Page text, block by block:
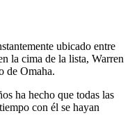
ubicado entre
la cima de la lista, Warren
de Omaha.
ha hecho que todas las
con él se hayan